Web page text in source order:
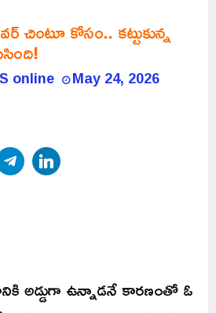
చింటూ కోసం.. కట్టుకున్న
online May 24, 2026
Telegram
అడ్డుగా ఉన్నాడనే కారణంతో ఓ